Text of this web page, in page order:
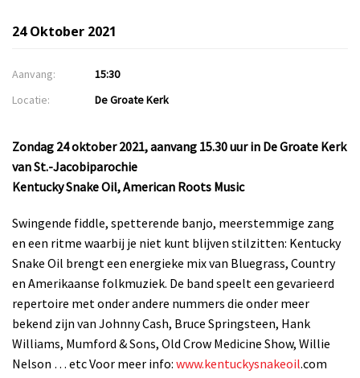
24 Oktober 2021
Aanvang:
15:30
Locatie:
De Groate Kerk
Zondag 24 oktober 2021, aanvang 15.30 uur in De Groate Kerk
van St.-Jacobiparochie
Kentucky Snake Oil, American Roots Music
Swingende fiddle, spetterende banjo, meerstemmige zang
en een ritme waarbij je niet kunt blijven stilzitten: Kentucky
Snake Oil brengt een energieke mix van Bluegrass, Country
en Amerikaanse folkmuziek. De band speelt een gevarieerd
repertoire met onder andere nummers die onder meer
bekend zijn van Johnny Cash, Bruce Springsteen, Hank
Williams, Mumford & Sons, Old Crow Medicine Show, Willie
Nelson … etc Voor meer info: www.kentuckysnakeoil.com